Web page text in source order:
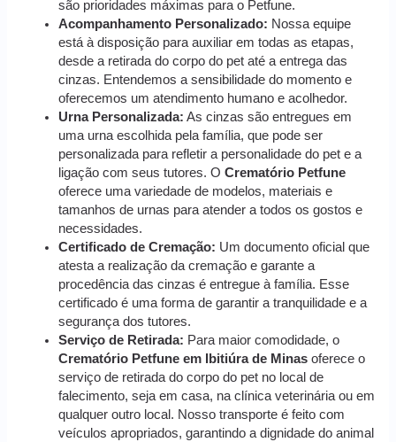
são prioridades máximas para o Petfune.
Acompanhamento Personalizado: Nossa equipe
está à disposição para auxiliar em todas as etapas,
desde a retirada do corpo do pet até a entrega das
cinzas. Entendemos a sensibilidade do momento e
oferecemos um atendimento humano e acolhedor.
Urna Personalizada: As cinzas são entregues em
uma urna escolhida pela família, que pode ser
personalizada para refletir a personalidade do pet e a
ligação com seus tutores. OCrematório Petfune
oferece uma variedade de modelos, materiais e
tamanhos de urnas para atender a todos os gostos e
necessidades.
Certificado de Cremação: Um documento oficial que
atesta a realização da cremação e garante a
procedência das cinzas é entregue à família. Esse
certificado é uma forma de garantir a tranquilidade e a
segurança dos tutores.
Serviço de Retirada: Para maior comodidade, o
Crematório Petfune em Ibitiúra de Minas oferece o
serviço de retirada do corpo do pet no local de
falecimento, seja em casa, na clínica veterinária ou em
qualquer outro local. Nosso transporte é feito com
veículos apropriados, garantindo a dignidade do animal